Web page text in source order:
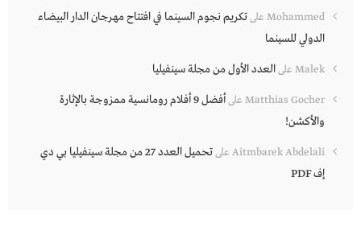
Mohammed علىتكريم نجوم السينما في افتتاح مهرجان الدار البيضاء
الدولي للسينما
Malek علىالعدد الأول من مجلة سينفيليا
Matthias Gocher على
أفضل 9 أفلام رومانسية ممزوجة بالإثارة
والأكشن!
Aitmbarek Abdelali على
تحميل العدد 27 من مجلة سينفيليا بي دي
إف PDF